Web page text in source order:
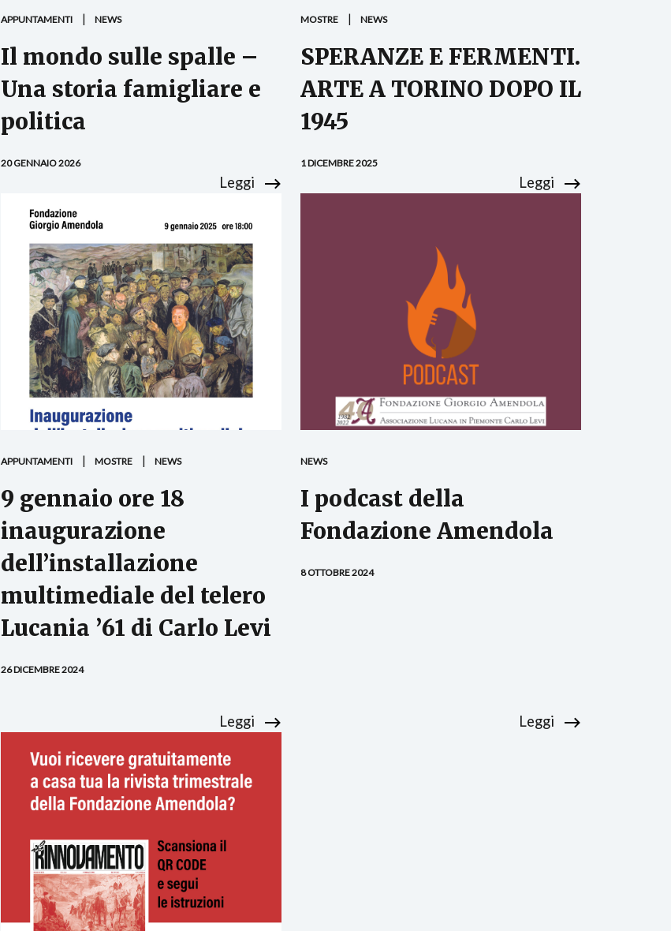
APPUNTAMENTI NEWS
Il mondo sulle spalle –
Una storia famigliare e
politica
20 GENNAIO 2026
Leggi
MOSTRE NEWS
SPERANZE E FERMENTI.
ARTE A TORINO DOPO IL
1945
1 DICEMBRE 2025
Leggi
APPUNTAMENTI MOSTRE NEWS
9 gennaio ore 18
inaugurazione
dell’installazione
multimediale del telero
Lucania ’61 di Carlo Levi
26 DICEMBRE 2024
Leggi
NEWS
I podcast della
Fondazione Amendola
8 OTTOBRE 2024
Leggi